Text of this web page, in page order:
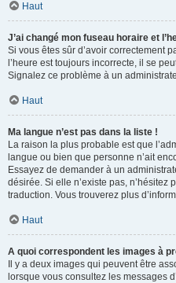
Haut
J’ai changé mon fuseau horaire et
Si vous êtes sûr d’avoir correctement
l’heure est toujours incorrecte, il se
Signalez ce problème à un
Haut
Ma langue n’est pas dans la liste !
La raison la plus probable est que
langue ou bien que personne n’ait
Essayez de demander à un
désirée. Si elle n’existe pas, n’hésitez
traduction. Vous trouverez plus
Haut
A quoi correspondent les images à
Il y a deux images qui peuvent être
lorsque vous consultez les messages